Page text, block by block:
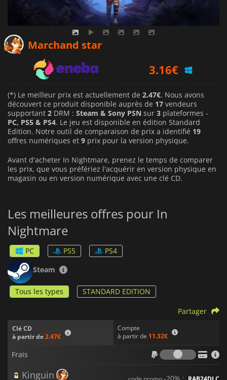
Marchand star
3.16€
2.88€
(*) Le meilleur prix est actuellement de 2.47€. Nous avons
découvert ce produit disponible auprès de 17 vendeurs
supportant 2 DRM : Steam & Sony PSN sur 3 plateformes -
PC, PS5 & PS4. Le jeu est disponible en édition Standard
Edition. Notre outil de comparaison de prix a identifié 19
offres numériques et 9 prix pour la version physique.
Avant d'acheter In Nightmare, prenez le temps de comparer
les prix, que vous préfériez l'acquérir en version physique en
magasin ou en version numérique avec une clé CD.
Les meilleures offres pour In
Nightmare
PC PS5
PS4
Steam
Tous les types STANDARD EDITION
Clé CD
à partir de2.47€
Compte
à partir de 11.32€
Partager
Frais
Frais
Kinguin -20% :